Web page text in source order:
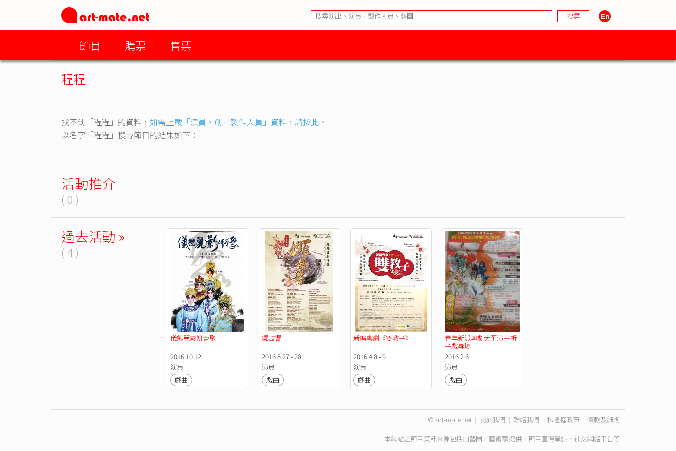
節目 購票 售票
程程
找不到「程程」的資料， 如需上載「演員、創／製作人員」資料，請按此 。
以名字「程程」搜尋節目的結果如下：
活動推介
( 0 )
過去活動 »
( 4 )
儀態麗影妍薈聚
2016.10.12
演員
戲曲
鑼鼓響
2016.5.27 - 28
演員
戲曲
新編粵劇《雙教子》
2016.4.8 - 9
演員
戲曲
青年新派粵劇大匯演－折
子戲專場
2016.2.6
演員
戲曲
© art-mate.net | 關於我們 | 聯絡我們 | 私隱權政策 | 條款及細則
本網站之節目資訊來源包括由藝團／藝術家提供、節目宣傳單張、社交網絡平台等